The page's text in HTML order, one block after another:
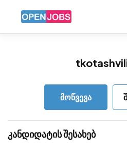
მოწვევა
კანდიდატის შესახებ